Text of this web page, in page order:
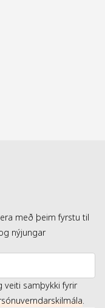
með þeim fyrstu til
nýjungar
veiti samþykki fyrir
.